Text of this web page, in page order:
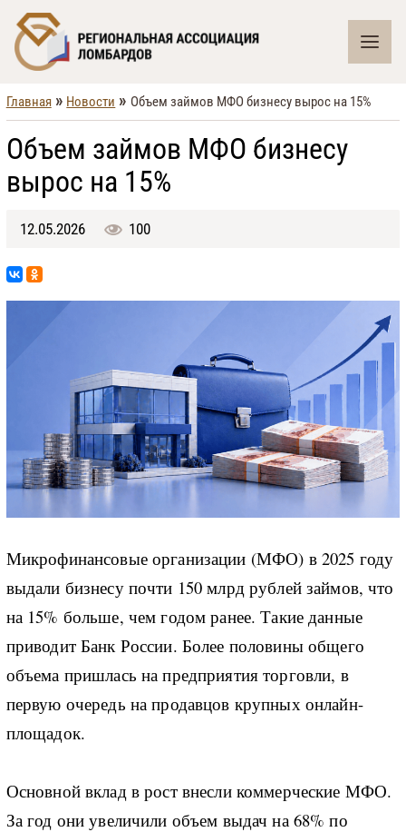
Главная » Новости » Объем займов МФО бизнесу вырос на 15%
Объем займов МФО бизнесу
вырос на 15%
12.05.2026 100
Микрофинансовые организации (МФО) в 2025 году
выдали бизнесу почти 150 млрд рублей займов, что
на 15% больше, чем годом ранее. Такие данные
приводит Банк России. Более половины общего
объема пришлась на предприятия торговли, в
первую очередь на продавцов крупных онлайн-
площадок.
Основной вклад в рост внесли коммерческие МФО.
За год они увеличили объем выдач на 68% по